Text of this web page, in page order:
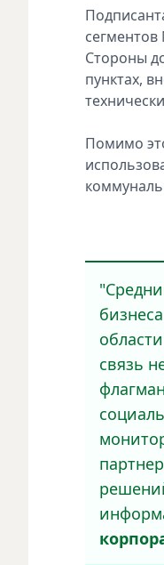
Стороны
пунктах,
Помимо
связь